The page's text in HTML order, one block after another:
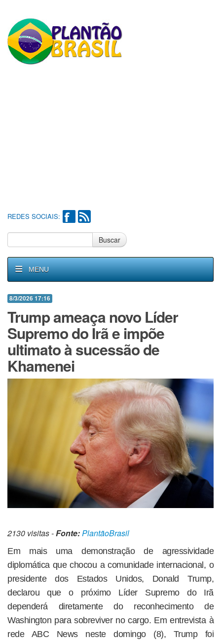
REDES SOCIAIS:
Buscar
MENU
8/3/2026 17:16
Trump ameaça novo Líder
Supremo do Irã e impõe
ultimato à sucessão de
Khamenei
2130 visitas -Fonte:PlantãoBrasil
Em mais uma demonstração de agressividade
diplomática que chocou a comunidade internacional, o
presidente dos Estados Unidos, Donald Trump,
declarou que o próximo Líder Supremo do Irã
dependerá diretamente do reconhecimento de
Washington para sobreviver no cargo. Em entrevista à
rede ABC News neste domingo (8), Trump foi